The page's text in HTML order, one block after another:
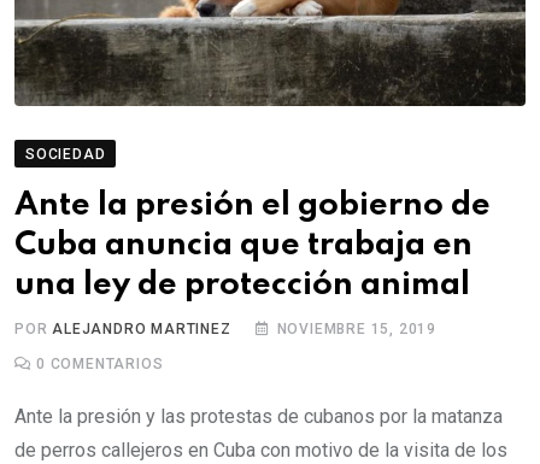
SOCIEDAD
Ante la presión el gobierno de
Cuba anuncia que trabaja en
una ley de protección animal
PORALEJANDRO MARTINEZ NOVIEMBRE 15, 2019
0 COMENTARIOS
Ante la presión y las protestas de cubanos por la matanza
de perros callejeros en Cuba con motivo de la visita de los